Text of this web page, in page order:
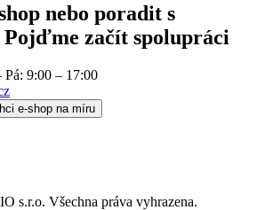
nebo poradit s
Pojďme začít spolupráci
Pá: 9:00 – 17:00
e-shop na míru
s.r.o. Všechna práva vyhrazena.